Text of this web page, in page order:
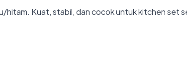
hitam. Kuat, stabil, dan cocok untuk kitchen set